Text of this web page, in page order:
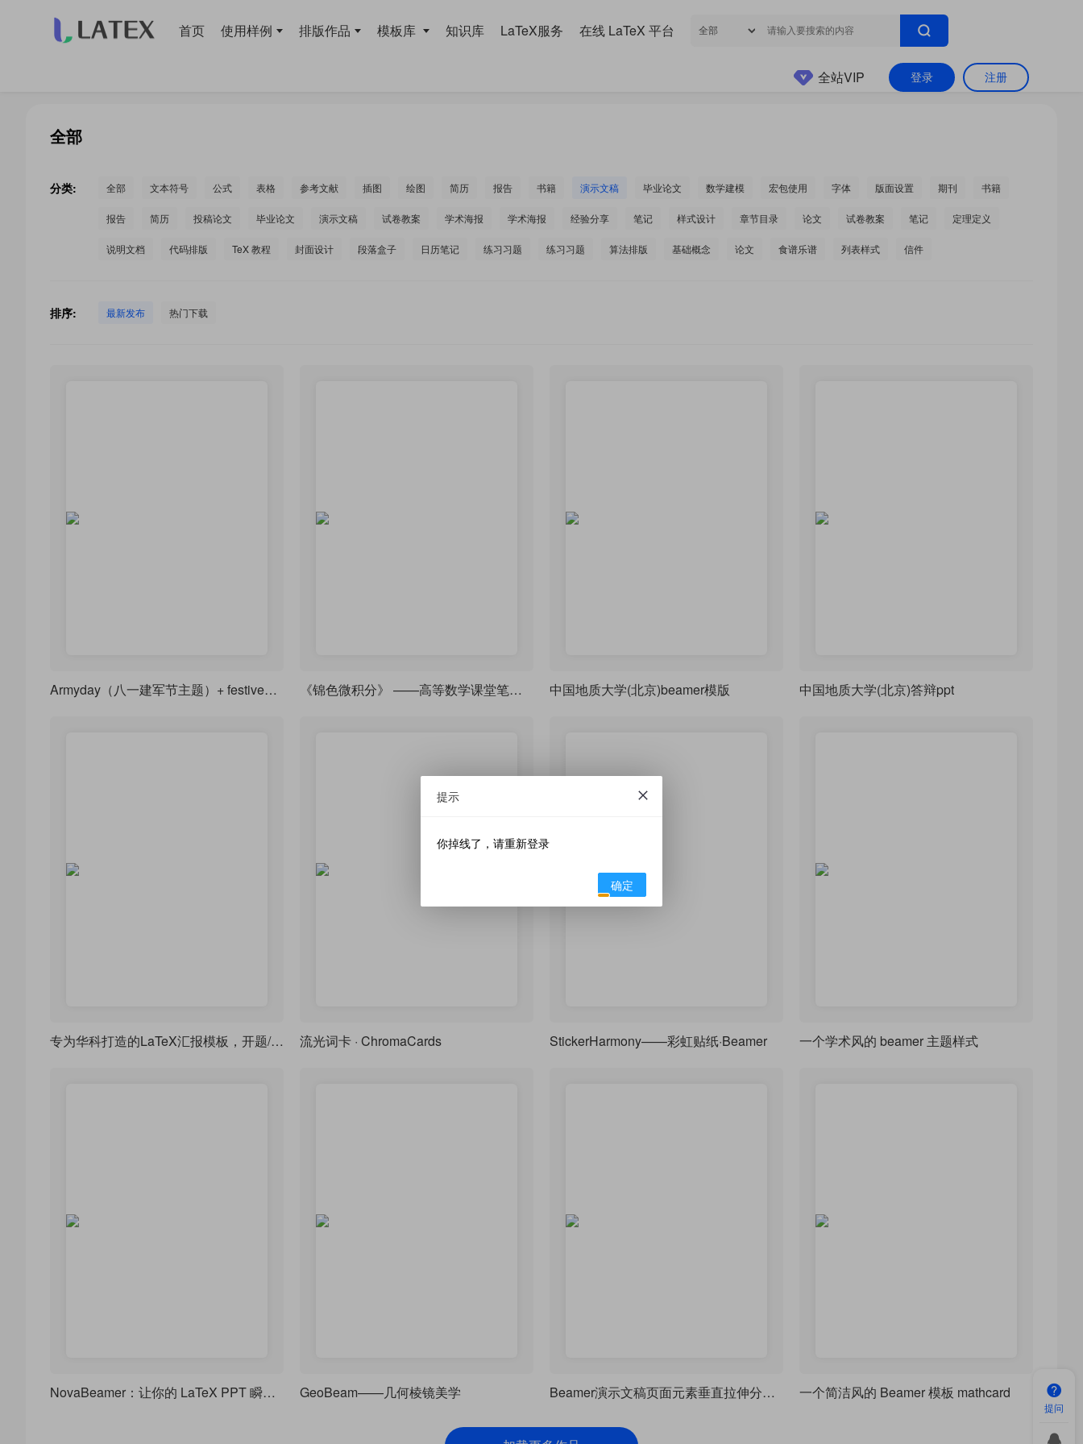
首页 使用样例 排版作品 模板库 知识库 LaTeX服务 在线 LaTeX 平台
登录 注册
全站VIP
全部
分类: 全部 文本符号 公式 表格 参考文献 插图 绘图 简历 报告 书籍 演示文稿 毕业论文 数学建模 宏包使用 字体 版面设置 期刊 书籍
报告 简历 投稿论文 毕业论文 演示文稿 试卷教案 学术海报 学术海报 经验分享 笔记 样式设计 章节目录 论文 试卷教案 笔记 定理定义
说明文档 代码排版 TeX 教程 封面设计 段落盒子 日历笔记 练习习题 练习习题 算法排版 基础概念 论文 食谱乐谱 列表样式 信件
排序: 最新发布 热门下载
Armyday（八一建军节主题）+ festive（喜庆装饰风格）+ redgold（红金配色体系） 《锦色微积分》 ——高等数学课堂笔记·炫彩版 中国地质大学(北京)beamer模版 中国地质大学(北京)答辩ppt
专为华科打造的LaTeX汇报模板，开题/答辩通用 流光词卡 · ChromaCards StickerHarmony——彩虹贴纸·Beamer 一个学术风的 beamer 主题样式
NovaBeamer：让你的 LaTeX PPT 瞬间拥有顶级学术范 GeoBeam——几何棱镜美学 Beamer演示文稿页面元素垂直拉伸分布主题 一个简洁风的 Beamer 模板 mathcard
提问
提示
你掉线了，请重新登录
确定